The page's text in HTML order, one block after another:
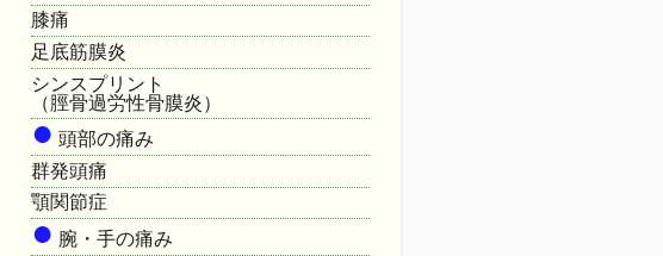
膝痛
足底筋膜炎
シンスプリント
（脛骨過労性骨膜炎）
● 頭部の痛み
群発頭痛
顎関節症
● 腕・手の痛み